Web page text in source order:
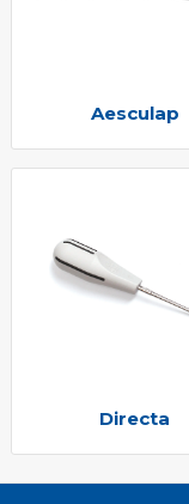
Aesculap
Directa